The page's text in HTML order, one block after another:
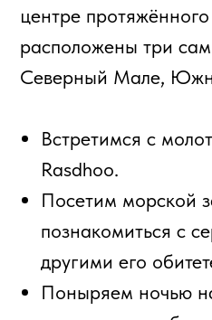
Rasdhoo.
Посетим морской
познакомиться с
другими его
там нас ждут
Во время
сможете